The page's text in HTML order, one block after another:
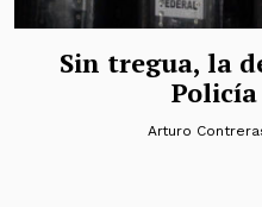
Sin tregua, la
Arturo